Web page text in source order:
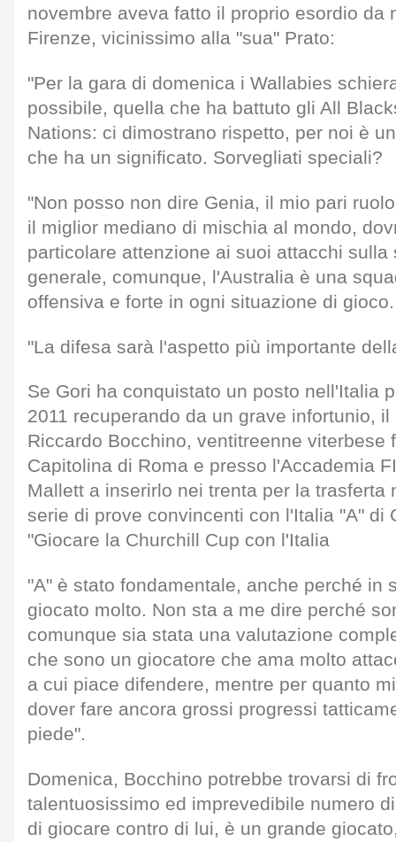
novembre aveva fatto il proprio esordio da
Firenze, vicinissimo alla "sua" Prato:
"Per la gara di domenica i Wallabies
possibile, quella che ha battuto gli All
Nations: ci dimostrano rispetto, per noi è
che ha un significato. Sorvegliati speciali?
"Non posso non dire Genia, il mio pari
il miglior mediano di mischia al mondo,
particolare attenzione ai suoi attacchi sulla
generale, comunque, l'Australia è una
offensiva e forte in ogni situazione di gioco.
"La difesa sarà l'aspetto più importante
Se Gori ha conquistato un posto nell'Italia
2011 recuperando da un grave infortunio,
Riccardo Bocchino, ventitreenne viterbese
Capitolina di Roma e presso l'Accademia
Mallett a inserirlo nei trenta per la trasferta
serie di prove convincenti con l'Italia "A" di
"Giocare la Churchill Cup con l'Italia
"A" è stato fondamentale, anche perché in
giocato molto. Non sta a me dire perché
comunque sia stata una valutazione
che sono un giocatore che ama molto
a cui piace difendere, mentre per quanto
dover fare ancora grossi progressi
piede".
Domenica, Bocchino potrebbe trovarsi di
talentuosissimo ed imprevedibile numero
di giocare contro di lui, è un grande